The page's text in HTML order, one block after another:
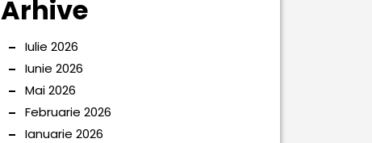
Arhive
Iulie 2026
Iunie 2026
Mai 2026
Februarie 2026
Ianuarie 2026